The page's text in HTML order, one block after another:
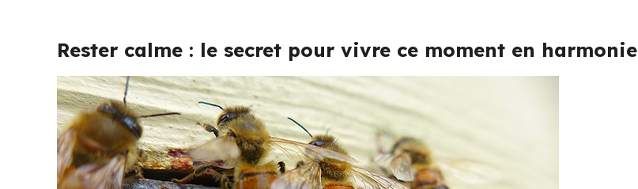
Rester calme : le secret pour vivre ce moment en harmonie